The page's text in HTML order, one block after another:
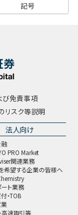
記号
び免責事項
リスク等説明
法人向け
PRO Market
関連業務
希望する企業の皆様へ
ート業務
・TOB
高速取引等